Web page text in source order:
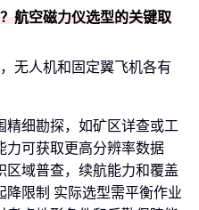
航空磁力仪选型的关键取
无人机和固定翼飞机各有
精细勘探，如矿区详查或工
力可获取更高分辨率数据
区域普查，续航能力和覆盖
降限制 实际选型需平衡作业